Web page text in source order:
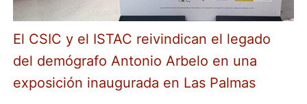
El CSIC y el ISTAC reivindican el legado
del demógrafo Antonio Arbelo en una
exposición inaugurada en Las Palmas